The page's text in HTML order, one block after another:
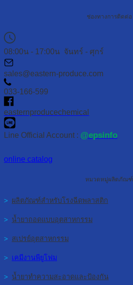
ช่องทางการติดต่อ
08:00น - 17:00น จันทร์ - ศุกร์
sales@eastern-produce.com
033-166-599
easternproducechemical
Line Official Account : @epsinfo
online catalog
หมวดหมู่ผลิตภัณฑ์
> ผลิตภัณฑ์สำหรับโรงฉีดพลาสติก
> น้ำยาถอดแบบอุตสาหกรรม
> สเปรย์อุตสาหกรรม
> เคมีงานพียูโฟม
> น้ำยาทำความสะอาดและป้องกัน